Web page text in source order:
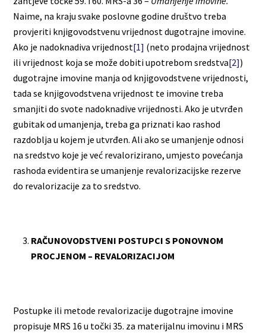
Naime, na kraju svake poslovne godine društvo treba
provjeriti knjigovodstvenu vrijednost dugotrajne imovine.
Ako je nadoknadiva vrijednost[1] (neto prodajna vrijednost
ili vrijednost koja se može dobiti upotrebom sredstva[2])
dugotrajne imovine manja od knjigovodstvene vrijednosti,
tada se knjigovodstvena vrijednost te imovine treba
smanjiti do svote nadoknadive vrijednosti. Ako je utvrđen
gubitak od umanjenja, treba ga priznati kao rashod
razdoblja u kojem je utvrđen. Ali ako se umanjenje odnosi
na sredstvo koje je već revalorizirano, umjesto povećanja
rashoda evidentira se umanjenje revalorizacijske rezerve
do revalorizacije za to sredstvo.
RAČUNOVODSTVENI POSTUPCI S PONOVNOM
PROCJENOM – REVALORIZACIJOM
Postupke ili metode revalorizacije dugotrajne imovine
propisuje MRS 16 u točki 35. za materijalnu imovinu i MRS